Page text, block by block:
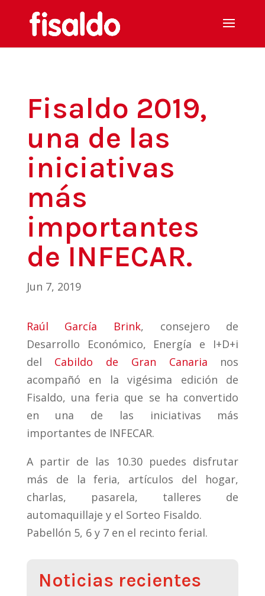
Fisaldo 2019,
una de las
iniciativas
más
importantes
de INFECAR.
Jun 7, 2019
Raúl García Brink, consejero de
Desarrollo Económico, Energía e I+D+i
del Cabildo de Gran Canaria nos
acompañó en la vigésima edición de
Fisaldo, una feria que se ha convertido
en una de las iniciativas más
importantes de INFECAR.
A partir de las 10.30 puedes disfrutar
más de la feria, artículos del hogar,
charlas, pasarela, talleres de
automaquillaje y el Sorteo Fisaldo.
Pabellón 5, 6 y 7 en el recinto ferial.
Noticias recientes